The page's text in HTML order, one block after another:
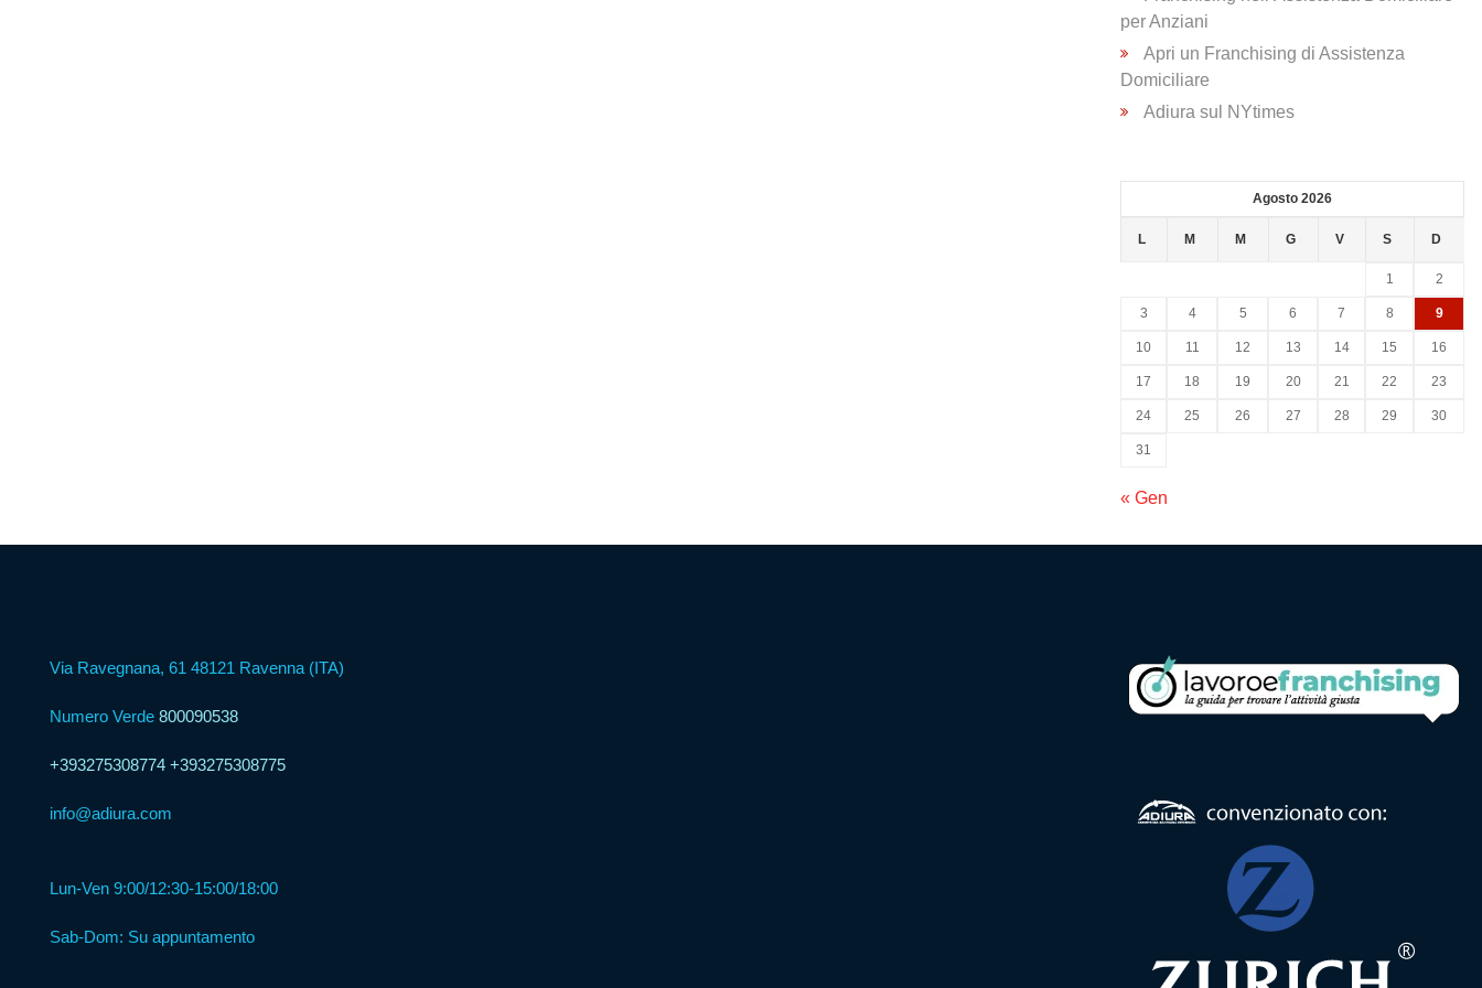
per Anziani
Apri un Franchising di Assistenza
Domiciliare
Adiura sul NYtimes
Agosto 2026
L M M G V S D
1 2
3 4 5 6 7 8 9
10 11 12 13 14 15 16
17 18 19 20 21 22 23
24 25 26 27 28 29 30
31
« Gen
Via Ravegnana, 61 48121 Ravenna (ITA)
Numero Verde 800090538
+393275308774 +393275308775
info@adiura.com
Lun-Ven 9:00/12:30-15:00/18:00
Sab-Dom: Su appuntamento
Disbrigo
Legale
Detrazione